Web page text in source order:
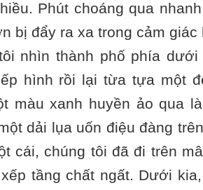
Phút choáng qua
bị đẩy ra xa trong cảm
nhìn thành phố phía
hình rồi lại từa tựa một
màu xanh huyền ảo qua
dải lụa uốn điệu đàng
cái, chúng tôi đã đi trên
tầng chất ngất. Dưới